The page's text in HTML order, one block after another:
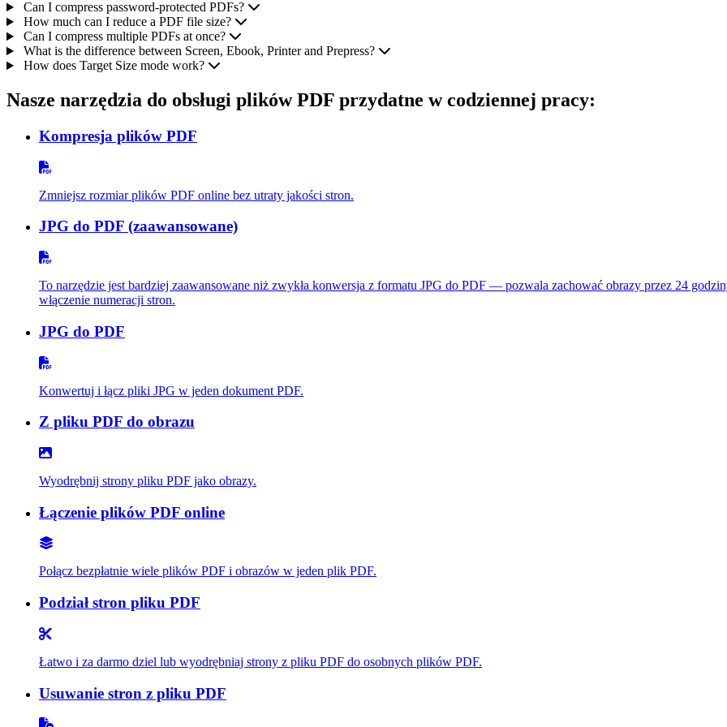
Can I compress password-protected PDFs?
How much can I reduce a PDF file size?
Can I compress multiple PDFs at once?
What is the difference between Screen, Ebook, Printer and Prepress?
How does Target Size mode work?
Nasze narzędzia do obsługi plików PDF przydatne w codziennej pracy:
Kompresja plików PDF
Zmniejsz rozmiar plików PDF online bez utraty jakości stron.
JPG do PDF (zaawansowane)
To narzędzie jest bardziej zaawansowane niż zwykła konwersja z formatu JPG do PDF — pozwala zachować obrazy przez 24
włączenie numeracji stron.
JPG do PDF
Konwertuj i łącz pliki JPG w jeden dokument PDF.
Z pliku PDF do obrazu
Wyodrębnij strony pliku PDF jako obrazy.
Łączenie plików PDF online
Połącz bezpłatnie wiele plików PDF i obrazów w jeden plik PDF.
Podział stron pliku PDF
Łatwo i za darmo dziel lub wyodrębniaj strony z pliku PDF do osobnych plików PDF.
Usuwanie stron z pliku PDF